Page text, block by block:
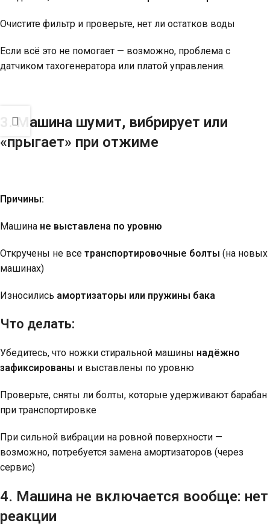
Очистите фильтр и проверьте, нет ли остатков воды
Если всё это не помогает — возможно, проблема с
датчиком тахогенератора или платой управления.
3. Машина шумит, вибрирует или
«прыгает» при отжиме
Причины:
Машина не выставлена по уровню
Откручены не все транспортировочные болты (на новых
машинах)
Износились амортизаторы или пружины бака
Что делать:
Убедитесь, что ножки стиральной машины надёжно
зафиксированы и выставлены по уровню
Проверьте, сняты ли болты, которые удерживают барабан
при транспортировке
При сильной вибрации на ровной поверхности —
возможно, потребуется замена амортизаторов (через
сервис)
4. Машина не включается вообще: нет
реакции